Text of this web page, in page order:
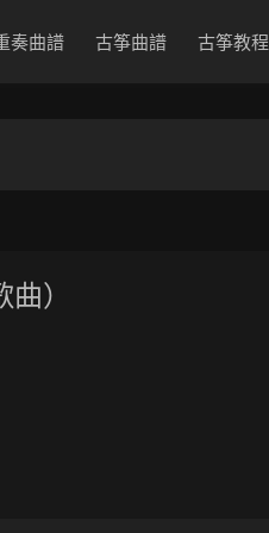
奏曲譜 古筝曲譜 古筝教程
）